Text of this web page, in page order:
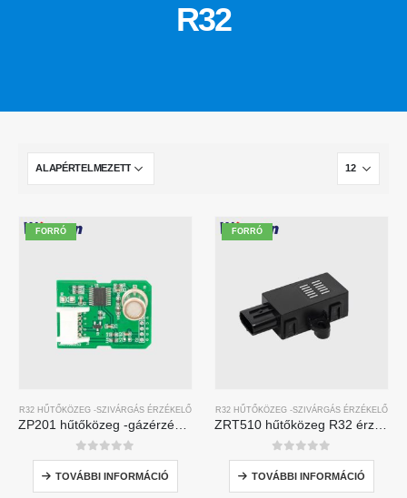
R32
FORRÓ
R32 HŰTŐKÖZEG -SZIVÁRGÁS ÉRZÉKELŐ
05 -ből
TOVÁBBI INFORMÁCIÓ
FORRÓ
R32 HŰTŐKÖZEG -SZIVÁRGÁS ÉRZÉKELŐ
05 -ből
TOVÁBBI INFORMÁCIÓ